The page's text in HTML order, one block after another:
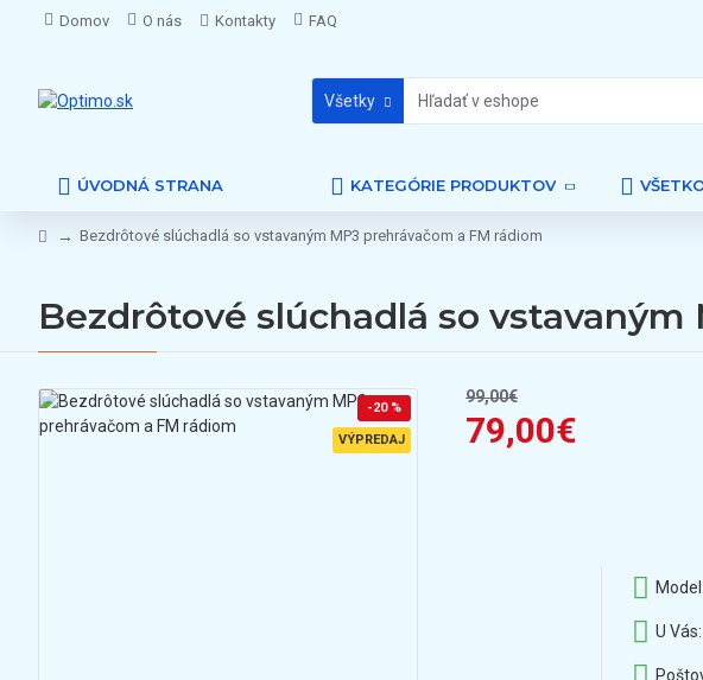
Domov O nás Kontakty FAQ
Všetky
ÚVODNÁ STRANA KATEGÓRIE PRODUKTOV
Bezdrôtové slúchadlá so vstavaným MP3 prehrávačom a FM rádiom
Bezdrôtové slúchadlá so
VÝPREDAJ
-20 %
79,00€
99,00€
Model:
U Vás: